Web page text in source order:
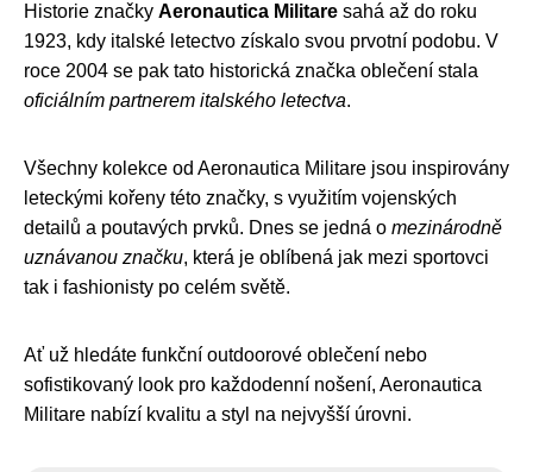
Historie značky Aeronautica Militare sahá až do roku
1923, kdy italské letectvo získalo svou prvotní podobu. V
roce 2004 se pak tato historická značka oblečení stala
oficiálním partnerem italského letectva.
Všechny kolekce od Aeronautica Militare jsou inspirovány
leteckými kořeny této značky, s využitím vojenských
detailů a poutavých prvků. Dnes se jedná o mezinárodně
uznávanou značku, která je oblíbená jak mezi sportovci
tak i fashionisty po celém světě.
Ať už hledáte funkční outdoorové oblečení nebo
sofistikovaný look pro každodenní nošení, Aeronautica
Militare nabízí kvalitu a styl na nejvyšší úrovni.